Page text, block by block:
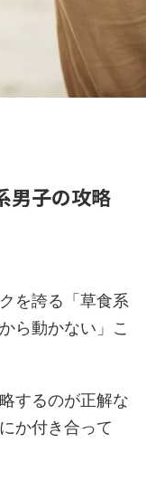
男子の攻略
を誇る「草食系
ら動かない」こ
するのが正解な
か付き合って